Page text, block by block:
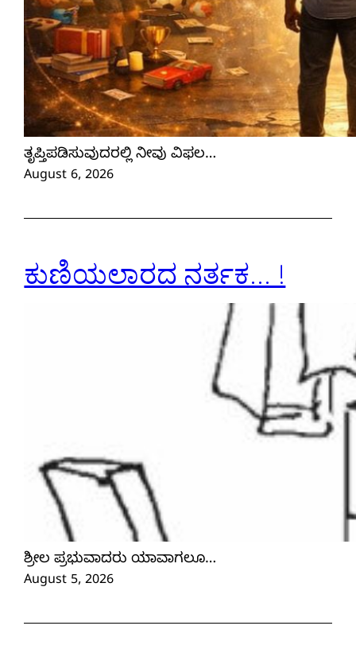
ತೃಪ್ತಿಪಡಿಸುವುದರಲ್ಲಿ ನೀವು ವಿಫಲ…
August 6, 2026
ಕುಣಿಯಲಾರದ ನರ್ತಕ… !
ಶ್ರೀಲ ಪ್ರಭುವಾದರು ಯಾವಾಗಲೂ…
August 5, 2026